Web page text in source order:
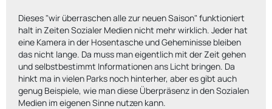
Dieses "wir überraschen alle zur neuen Saison" funktioniert
halt in Zeiten Sozialer Medien nicht mehr wirklich. Jeder hat
eine Kamera in der Hosentasche und Geheminisse bleiben
das nicht lange. Da muss man eigentlich mit der Zeit gehen
und selbstbestimmt Informationen ans Licht bringen. Da
hinkt ma in vielen Parks noch hinterher, aber es gibt auch
genug Beispiele, wie man diese Überpräsenz in den Sozialen
Medien im eigenen Sinne nutzen kann.